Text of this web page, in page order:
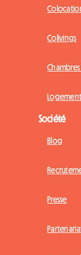
Colivings
Société
Blog
Presse